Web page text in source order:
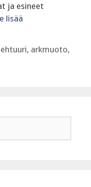
ja esineet
lisää
, arkmuoto,